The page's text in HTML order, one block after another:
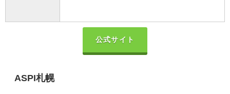
公式サイト
ASPI札幌